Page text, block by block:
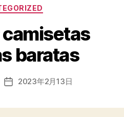
Categorías
baratas
Fecha2023年2月13日